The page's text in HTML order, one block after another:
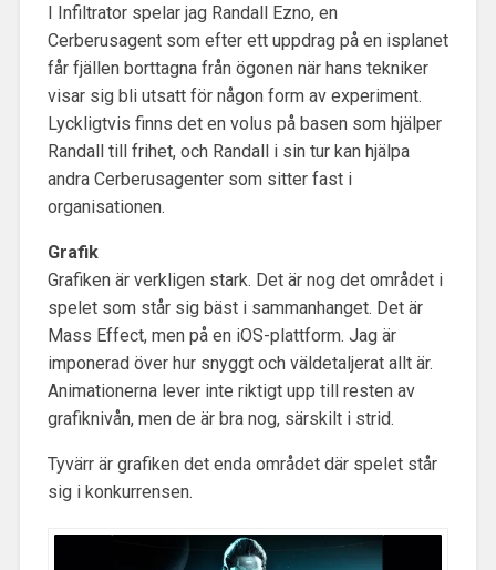
I Infiltrator spelar jag Randall Ezno, en
Cerberusagent som efter ett uppdrag på en isplanet
får fjällen borttagna från ögonen när hans tekniker
visar sig bli utsatt för någon form av experiment.
Lyckligtvis finns det en volus på basen som hjälper
Randall till frihet, och Randall i sin tur kan hjälpa
andra Cerberusagenter som sitter fast i
organisationen.
Grafik
Grafiken är verkligen stark. Det är nog det området i
spelet som står sig bäst i sammanhanget. Det är
Mass Effect, men på en iOS-plattform. Jag är
imponerad över hur snyggt och väldetaljerat allt är.
Animationerna lever inte riktigt upp till resten av
grafiknivån, men de är bra nog, särskilt i strid.
Tyvärr är grafiken det enda området där spelet står
sig i konkurrensen.